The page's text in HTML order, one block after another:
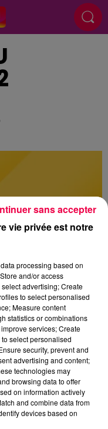
vie privée est notre
processing based on
and/or access
advertising; Create
to select personalised
Measure content
statistics or combinations
services; Create
select personalised
security, prevent and
advertising and content;
technologies may
browsing data to offer
on information actively
and combine data from
devices based on
sans accepter